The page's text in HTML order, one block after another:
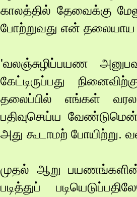
காலத்தில் தேவைக்கு
போற்றுவது என் தலையாய
'வலஞ்சுழிப்பயண
கேட்டிருப்பது
தலைப்பில் எங்கள்
பதிவுசெய்ய
அது கூடாமற் போயிற்று.
முதல் ஆறு
படித்துப்